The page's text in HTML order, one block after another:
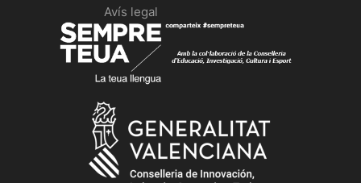
Avís legal